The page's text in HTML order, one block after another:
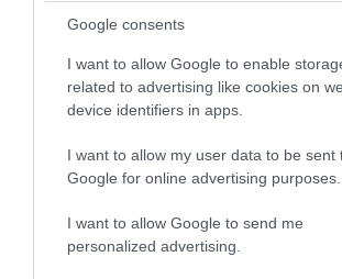
Google consents
I want to allow Google to enable
related to advertising like cookies on
device identifiers in apps.
I want to allow my user data to be sent
Google for online advertising purposes.
I want to allow Google to send me
personalized advertising.
PRONEWS.GR / CELEBRITIES
Τζέσι Κέιβ: Από το «Harry
OnlyFans – Έβγαλε
όσα κέρδισε σε όλη την